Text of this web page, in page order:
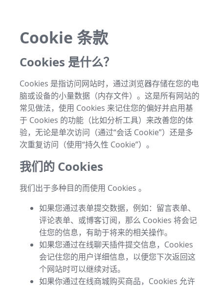
Cookie 条款
Cookies 是什么？
Cookies 是指访问网站时，通过浏览器存储在您的电
脑或设备的小量数据（内存文件）。这是所有网站的
常见做法，使用 Cookies 来记住您的偏好并启用基
于 Cookies 的功能（比如分析工具）来改善您的体
验，无论是单次访问（通过“会话 Cookie”）还是多
次重复访问（使用“持久性 Cookie”）。
我们的 Cookies
我们出于多种目的而使用 Cookies 。
如果您通过表单提交数据，例如：留言表单、
评论表单、或博客订阅，那么 Cookies 将会记
住您的信息，有助于将来的相关操作。
如果您通过在线聊天插件提交信息，Cookies
会记住您的用户详细信息，以便您下次返回这
个网站时可以继续对话。
如果你通过在线商城购买商品，Cookies 允许